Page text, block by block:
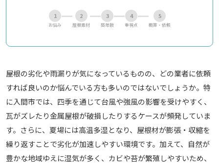
1
お悩み
2
屋根素材
3
築年数
4
重視点
5
概算・依頼
屋根の劣化や雨漏りが気になっているものの、どの業者に依頼
すれば良いのか悩んでいる方も多いのではないでしょうか。特
に入間市では、四季を通じて台風や強風の影響を受けやすく、
瓦がズレたり金属屋根が破損したりするケースが頻発していま
す。さらに、夏場には高温多湿となり、屋根材が膨張・収縮を
繰り返すことで劣化が加速しやすい環境です。加えて、自然が
豊かな地域ゆえに湿気が多く、カビや苔が繁殖しやすいため、